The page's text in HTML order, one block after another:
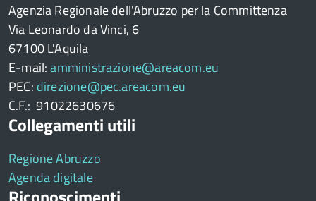
Agenzia Regionale dell'Abruzzo per la Committenza
Via Leonardo da Vinci, 6
67100 L'Aquila
E-mail:amministrazione@areacom.eu
PEC: direzione@pec.areacom.eu
C.F.: 91022630676
Collegamenti utili
Regione Abruzzo
Agenda digitale